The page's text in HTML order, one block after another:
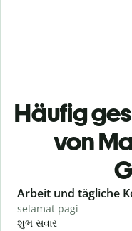
Häufig
von
Slide 1 of 6
Arbeit und tägliche
selamat pagi
શુભ સવાર